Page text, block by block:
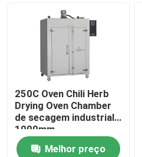
250C Oven Chili Herb
Drying Oven Chamber
de secagem industrial
1000mm
Melhor preço